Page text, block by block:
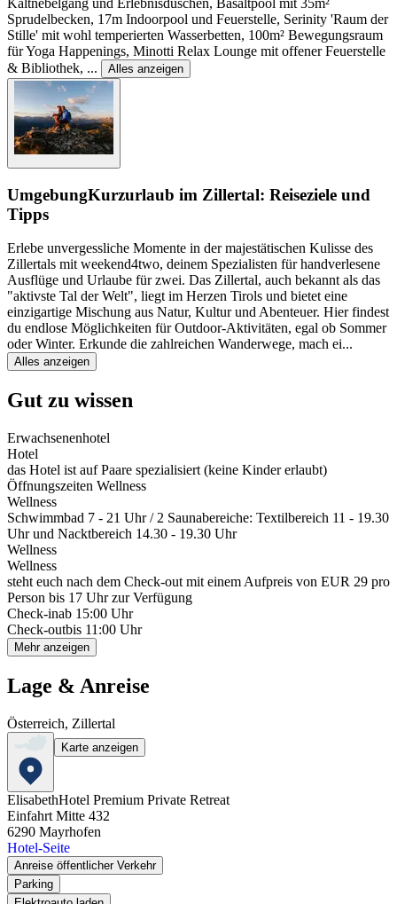
Sprudelbecken, 17m Indoorpool und Feuerstelle, Serinity 'Raum der
Stille' mit wohl temperierten Wasserbetten, 100m² Bewegungsraum
für Yoga Happenings, Minotti Relax Lounge mit offener Feuerstelle
& Bibliothek, ... Alles anzeigen
UmgebungKurzurlaub im Zillertal: Reiseziele und
Tipps
Erlebe unvergessliche Momente in der majestätischen Kulisse des
Zillertals mit weekend4two, deinem Spezialisten für handverlesene
Ausflüge und Urlaube für zwei. Das Zillertal, auch bekannt als das
"aktivste Tal der Welt", liegt im Herzen Tirols und bietet eine
einzigartige Mischung aus Natur, Kultur und Abenteuer. Hier findest
du endlose Möglichkeiten für Outdoor-Aktivitäten, egal ob Sommer
oder Winter. Erkunde die zahlreichen Wanderwege, mach ei...
Alles anzeigen
Gut zu wissen
Erwachsenenhotel
Hotel
das Hotel ist auf Paare spezialisiert (keine Kinder erlaubt)
Öffnungszeiten Wellness
Wellness
Schwimmbad 7 - 21 Uhr / 2 Saunabereiche: Textilbereich 11 - 19.30
Uhr und Nacktbereich 14.30 - 19.30 Uhr
Wellness
Wellness
steht euch nach dem Check-out mit einem Aufpreis von EUR 29 pro
Person bis 17 Uhr zur Verfügung
Check-inab 15:00 Uhr
Check-outbis 11:00 Uhr
Mehr anzeigen
Lage & Anreise
Österreich, Zillertal
Karte anzeigen
ElisabethHotel Premium Private Retreat
Einfahrt Mitte 432
6290 Mayrhofen
Hotel-Seite
Anreise öffentlicher Verkehr
Parking